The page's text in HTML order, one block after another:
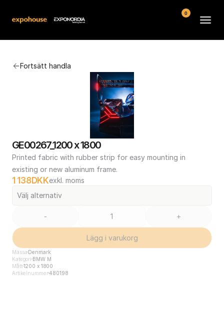
Fortsätt handla
GE00267_1200 x 1800
Printed fabric with rubber strip for easy mounting in
existing or new aluminum frame.
1 138DKKexkl. moms
Välj alternativ
- +
Lägg i varukorg
Mässa Denmark
Kategori BMW M
Mått1200 x 1800
Artikelnummer480198
Kontakt
Köpvillkor
0